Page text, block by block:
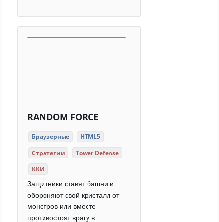
RANDOM FORCE
Браузерные
HTML5
Стратегии
Tower Defense
ККИ
Защитники ставят башни и
обороняют свой кристалл от
монстров или вместе
противостоят врагу в